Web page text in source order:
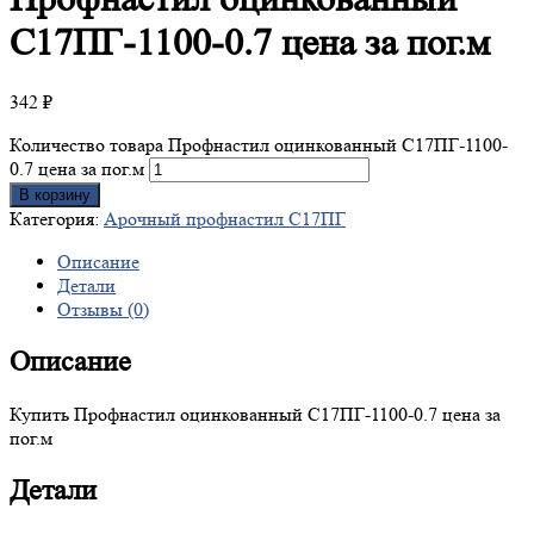
С17ПГ-1100-0.7 цена за пог.м
342 ₽
Количество товара Профнастил оцинкованный С17ПГ-1100-
0.7 цена за пог.м
В корзину
Категория: Арочный профнастил С17ПГ
Описание
Детали
Отзывы (0)
Описание
Купить Профнастил оцинкованный С17ПГ-1100-0.7 цена за
пог.м
Детали